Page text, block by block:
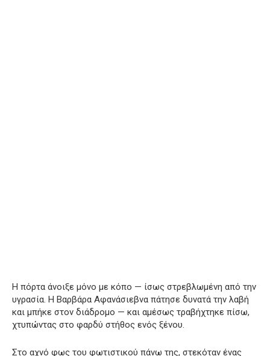
Η πόρτα άνοιξε μόνο με κόπο — ίσως στρεβλωμένη από την
υγρασία. Η Βαρβάρα Αφανάσιεβνα πάτησε δυνατά την λαβή
και μπήκε στον διάδρομο — και αμέσως τραβήχτηκε πίσω,
χτυπώντας στο φαρδύ στήθος ενός ξένου.
Στο αχνό φως του φωτιστικού πάνω της, στεκόταν ένας